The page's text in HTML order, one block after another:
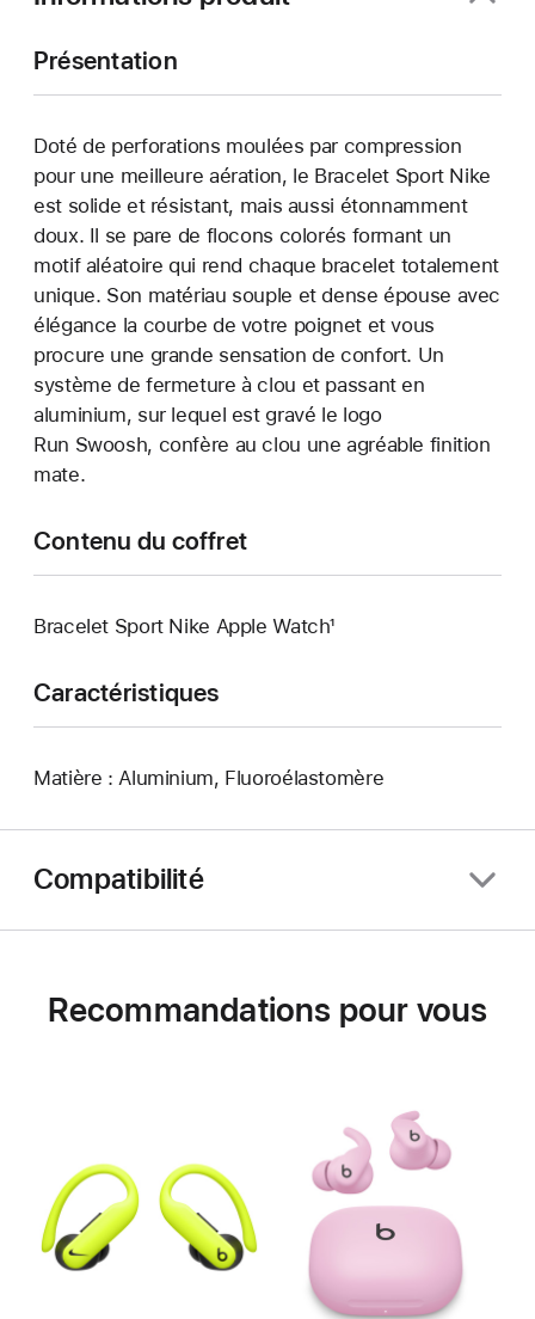
Présentation
Doté de perforations moulées par compression
pour une meilleure aération, le Bracelet Sport Nike
est solide et résistant, mais aussi étonnamment
doux. Il se pare de flocons colorés formant un
motif aléatoire qui rend chaque bracelet totalement
unique. Son matériau souple et dense épouse avec
élégance la courbe de votre poignet et vous
procure une grande sensation de confort. Un
système de fermeture à clou et passant en
aluminium, sur lequel est gravé le logo
Run Swoosh, confère au clou une agréable finition
mate.
Contenu du coffret
Bracelet Sport Nike Apple Watch¹
Caractéristiques
Matière : Aluminium, Fluoroélastomère
Compatibilité
Recommandations pour vous